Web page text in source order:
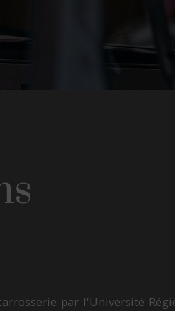
par l'Université